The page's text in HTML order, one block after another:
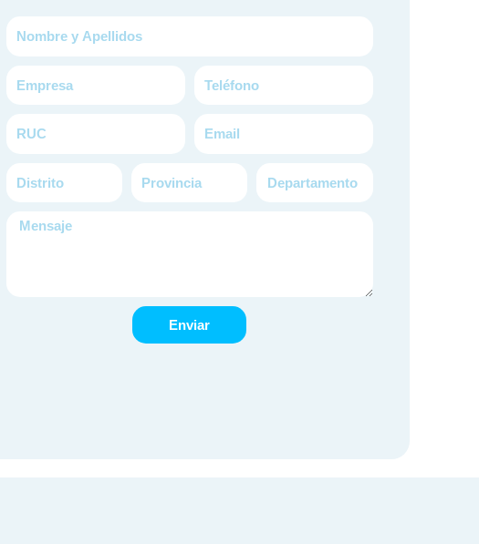
Nombre
Apellidos
Empresa Teléfono
RUC Email
Distrito Provincia Departamento
Mensaje
Enviar